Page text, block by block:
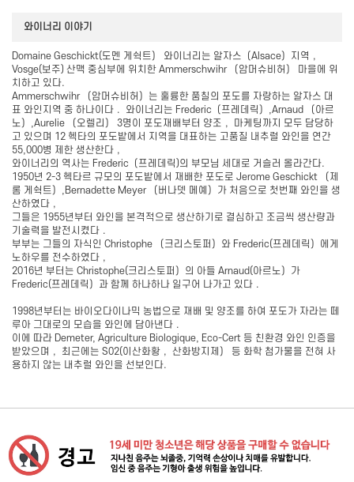
와이너리 이야기
Domaine Geschickt(도멘 게쉭트） 와이너리는 알자스（Alsace）지역，
Vosge(보주) 산맥 중심부에 위치한 Ammerschwihr （암머슈비허） 마을에 위
치하고 있다.
Ammerschwihr （암머슈비허）는 훌륭한 품칠의 포도를 자랑하는 알자스 대
표 와인지역 중 하나이다． 와이너리는 Frederic（프레데릭）,Arnaud （아르
노）,Aurelie （오렐리） 3명이 포도재배부터 양조， 마케팅까지 모두 담당하
고 있으며 12 헥타의 포도밭에서 지역을 대표하는 고품질 내추럴 와인을 연간
55,000병 제한 생산한다，
와이너리의 역사는 Frederic（프레데릭)의 부모님 세대로 거슬러 올라간다.
1950년 2-3 헥타르 규모의 포도밭에서 재배한 포도로 Jerome Geschickt （제
롬 게쉭트）,Bernadette Meyer （버나뎃 메예）가 처음으로 첫번째 와인을 생
산하였다，
그들은 1955년부터 와인을 본격적으로 생산하기로 결심하고 조금씩 생산량과
기술력을 발전시켰다．
부부는 그들의 자식인 Christophe （크리스토퍼）와 Frederic(프레데릭）에게
노하우를 전수하였다，
2016년 부터는 Christophe(크리스토퍼）의 아들 Arnaud(아르노）가
Frederic(프레데릭）과 함께 하나하나 일구어 나가고 있다．
1998년부터는 바이오다이나믹 농법으로 재배 및 양조를 하여 포도가 자라는 떼
루아 그대로의 모습을 와인에 담아낸다．
이에 따라 Demeter, Agriculture Biologique, Eco-Cert 등 친환경 와인 인증을
받았으며， 최근에는 S02(이산화황， 산화방지제） 등 화학 첨가물을 전혀 사
용하지 않는 내추럴 와인을 선보인다.